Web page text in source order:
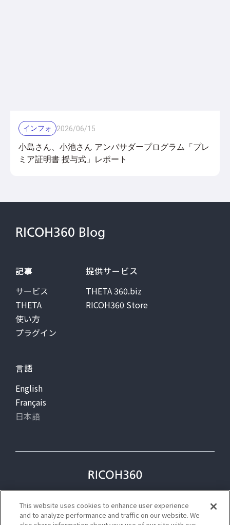
インフォ 2026/06/15
小島さん、小池さん アンバサダープログラム「プレ
ミア証明書 授与式」レポート
RICOH360 Blog
記事
サービス
THETA
使い方
プラグイン
提供サービス
THETA 360.biz
RICOH360 Store
言語
English
Français
日本語
プライバシー
利用規約
ステータス
This website uses cookies to enhance user experience
and to analyze performance and traffic on our website. We